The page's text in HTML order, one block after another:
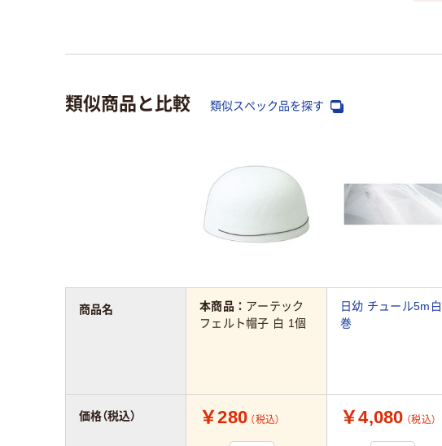
類似商品と比較 類似スペック品を探す
本商品： アーテック
フェルト帽子 白 1個
日幼 チュール5m白
巻
￥280 （税込） ￥4,080 （税込）
商品名
価格（税込）